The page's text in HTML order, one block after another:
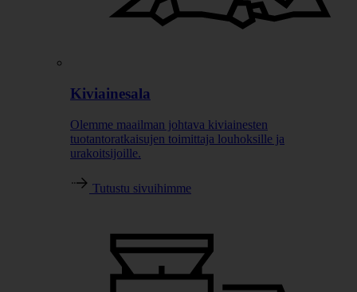
Kiviainesala
Olemme maailman johtava kiviainesten
tuotantoratkaisujen toimittaja louhoksille ja
urakoitsijoille.
Tutustu sivuihimme